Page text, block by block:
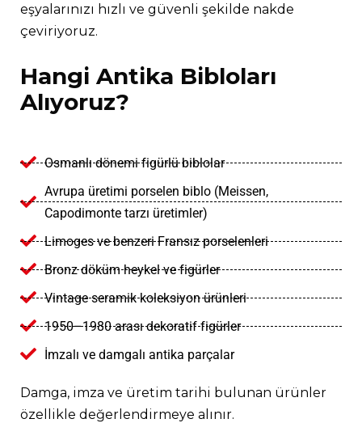
eşyalarınızı hızlı ve güvenli şekilde nakde
çeviriyoruz.
Hangi Antika Bibloları
Alıyoruz?
Osmanlı dönemi figürlü biblolar
Avrupa üretimi porselen biblo (Meissen,
Capodimonte tarzı üretimler)
Limoges ve benzeri Fransız porselenleri
Bronz döküm heykel ve figürler
Vintage seramik koleksiyon ürünleri
1950–1980 arası dekoratif figürler
İmzalı ve damgalı antika parçalar
Damga, imza ve üretim tarihi bulunan ürünler
özellikle değerlendirmeye alınır.